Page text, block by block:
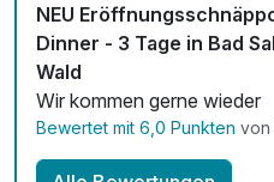
NEU
Dinner - 3 Tage in Bad
Wald
Wir kommen gerne wieder
Bewertet mit 6,0 Punkten von